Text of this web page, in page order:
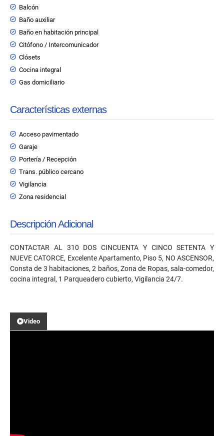
Balcón
Baño auxiliar
Baño en habitación principal
Citófono / Intercomunicador
Clósets
Cocina integral
Gas domiciliario
Características externas
Acceso pavimentado
Garaje
Portería / Recepción
Trans. público cercano
Vigilancia
Zona residencial
Descripción Adicional
CONTACTAR AL 310 DOS CINCUENTA Y CINCO SETENTA Y
NUEVE CATORCE, Excelente Apartamento, Piso 5, NO ASCENSOR,
Consta de 3 habitaciones, 2 baños, Zona de Ropas, sala-comedor,
cocina integral, 1 Parqueadero cubierto, Vigilancia 24/7.
Video